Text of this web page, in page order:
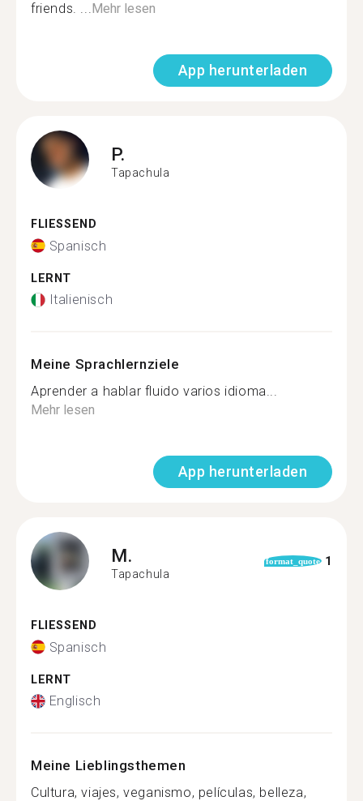
friends. ...Mehr lesen
App herunterladen
P.
Tapachula
FLIESSEND
Spanisch
LERNT
Italienisch
Meine Sprachlernziele
Aprender a hablar fluido varios idioma...
Mehr lesen
App herunterladen
M.
Tapachula
format_quote 1
FLIESSEND
Spanisch
LERNT
Englisch
Meine Lieblingsthemen
Cultura, viajes, veganismo, películas, belleza,